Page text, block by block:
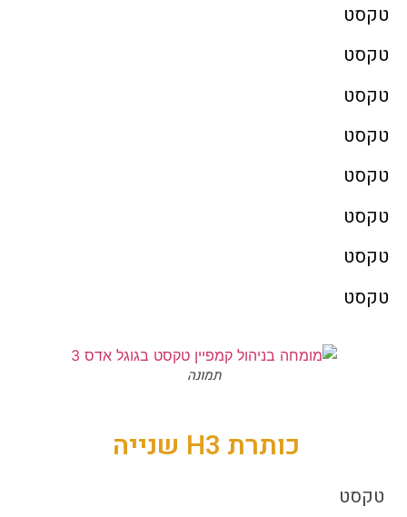
טקסט
טקסט
טקסט
טקסט
טקסט
טקסט
טקסט
טקסט
תמונה
כותרת H3 שנייה
טקסט